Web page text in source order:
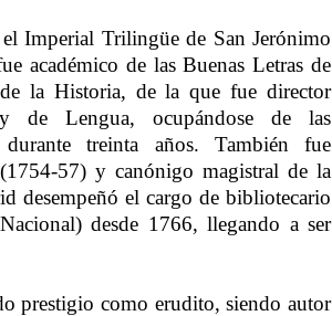
Imperial Trilingüe de San Jerónimo
académico de las Buenas Letras de
la Historia, de la que fue director
Lengua, ocupándose de las
treinta años. También fue
57) y canónigo magistral de la
desempeñó el cargo de bibliotecario
desde 1766, llegando a ser
prestigio como erudito, siendo autor